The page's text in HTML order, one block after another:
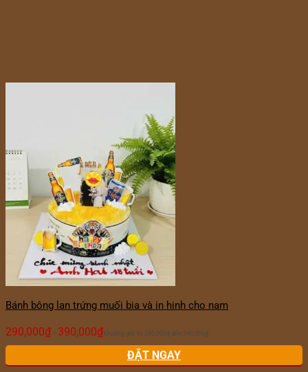
Bánh bông lan trứng muối bia và in hinh cho nam
290,000₫ – 390,000₫ Khoảng giá: từ 290,000₫ đến 390,000₫
ĐẶT NGAY